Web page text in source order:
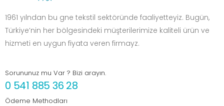
1961 yılndan bu gne tekstil sektöründe faaliyetteyiz. Bugün,
Türkiye’nin her bölgesindeki müşterilerimize kaliteli ürün ve
hizmeti en uygun fiyata veren firmayz.
Sorununuz mu Var ? Bizi arayın.
0 541 885 36 28
Ödeme Methodları